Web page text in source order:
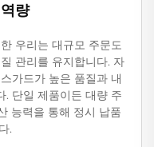
량
우리는 대규모 주문도
관리를 유지합니다. 자
가드가 높은 품질과 내
. 단일 제품이든 대량 주
능력을 통해 정시 납품
.